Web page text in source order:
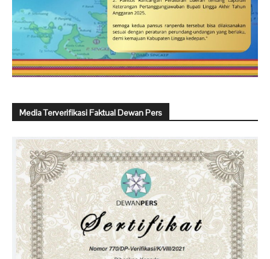
Media Terverifikasi Faktual Dewan Pers